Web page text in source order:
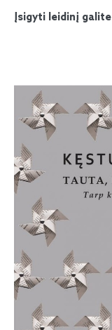
Įsigyti leidinį galite